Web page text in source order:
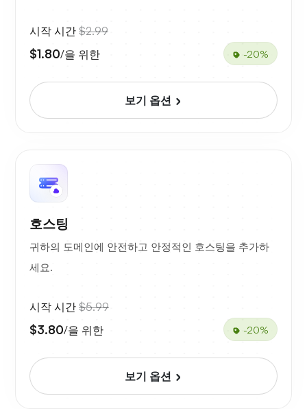
시작 시간 $2.99
$1.80/을 위한 -20%
보기 옵션
호스팅
귀하의 도메인에 안전하고 안정적인 호스팅을 추가하
세요.
시작 시간 $5.99
$3.80/을 위한 -20%
보기 옵션